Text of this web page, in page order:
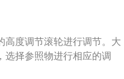
器装置上，进行旋转调节
身自我感应从而进行调
高度调节滚轮进行调节。大
选择参照物进行相应的调
1、汽车配备前照灯高度